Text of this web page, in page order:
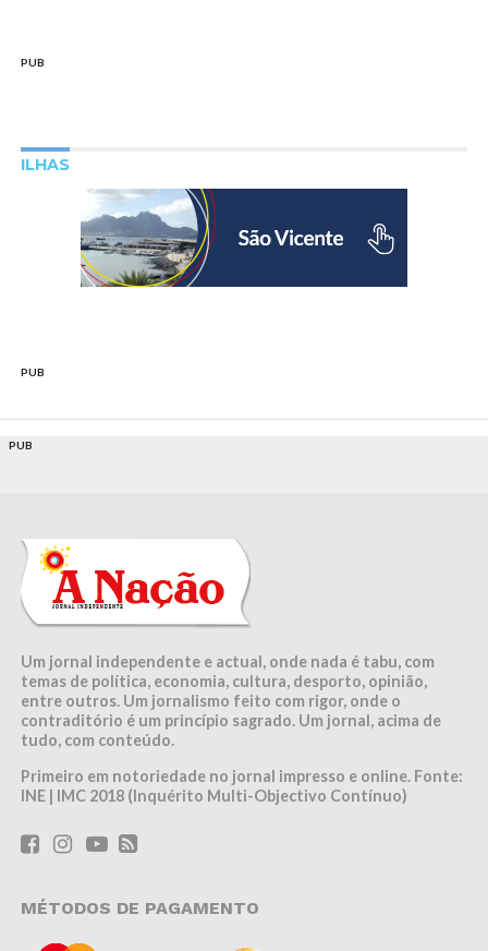
PUB
ILHAS
PUB
PUB
Um jornal independente e actual, onde nada é tabu, com
temas de política, economia, cultura, desporto, opinião,
entre outros. Um jornalismo feito com rigor, onde o
contraditório é um princípio sagrado. Um jornal, acima de
tudo, com conteúdo.
Primeiro em notoriedade no jornal impresso e online. Fonte:
INE | IMC 2018 (Inquérito Multi-Objectivo Contínuo)
MÉTODOS DE PAGAMENTO